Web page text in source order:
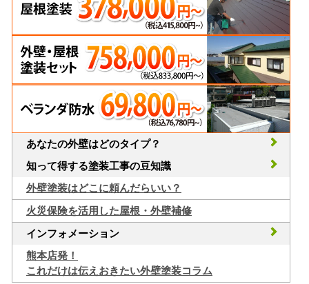
あなたの外壁はどのタイプ？
知って得する塗装工事の豆知識
外壁塗装はどこに頼んだらいい？
火災保険を活用した屋根・外壁補修
インフォメーション
熊本店発！
これだけは伝えおきたい外壁塗装コラム